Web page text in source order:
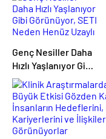
Genç Nesiller Daha
Hızlı Yaşlanıyor Gibi
Görünüyor, SETI
Neden Henüz Uzaylı
Sinyali Tespit
Etmediğimizi ve
Çok Daha Fazlasını